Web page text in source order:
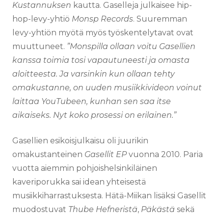
Kustannuksen kautta. Gaselleja julkaisee hip-
hop-levy-yhtiö Monsp Records. Suuremman
levy-yhtiön myötä myös työskentelytavat ovat
muuttuneet. ”Monspilla ollaan voitu Gasellien
kanssa toimia tosi vapautuneesti ja omasta
aloitteesta. Ja varsinkin kun ollaan tehty
omakustanne, on uuden musiikkivideon voinut
laittaa YouTubeen, kunhan sen saa itse
aikaiseks. Nyt koko prosessi on erilainen.”
Gasellien esikoisjulkaisu oli juurikin
omakustanteinen Gasellit EPvuonna 2010. Paria
vuotta aiemmin pohjoishelsinkiläinen
kaveriporukka sai idean yhteisestä
musiikkiharrastuksesta. Hätä-Miikan lisäksi Gasellit
muodostuvat Thube Hefneristä, Päkästä sekä